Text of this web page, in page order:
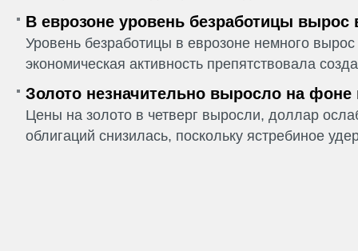
В еврозоне уровень безработицы вырос
Уровень безработицы в еврозоне немного
экономическая активность препятствовала
Золото незначительно выросло на фоне
Цены на золото в четверг выросли, доллар
облигаций снизилась, поскольку ястребиное